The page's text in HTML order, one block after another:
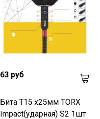
63 руб
Бита T15 х25мм TORX
Impact(ударная) S2 1шт